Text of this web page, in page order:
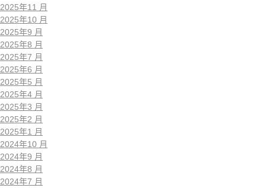
2025年11 月
2025年10 月
2025年9 月
2025年8 月
2025年7 月
2025年6 月
2025年5 月
2025年4 月
2025年3 月
2025年2 月
2025年1 月
2024年10 月
2024年9 月
2024年8 月
2024年7 月